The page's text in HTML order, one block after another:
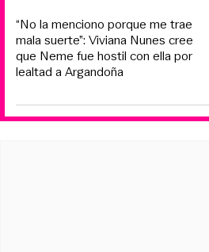
“No la menciono porque me trae
mala suerte”: Viviana Nunes cree
que Neme fue hostil con ella por
lealtad a Argandoña